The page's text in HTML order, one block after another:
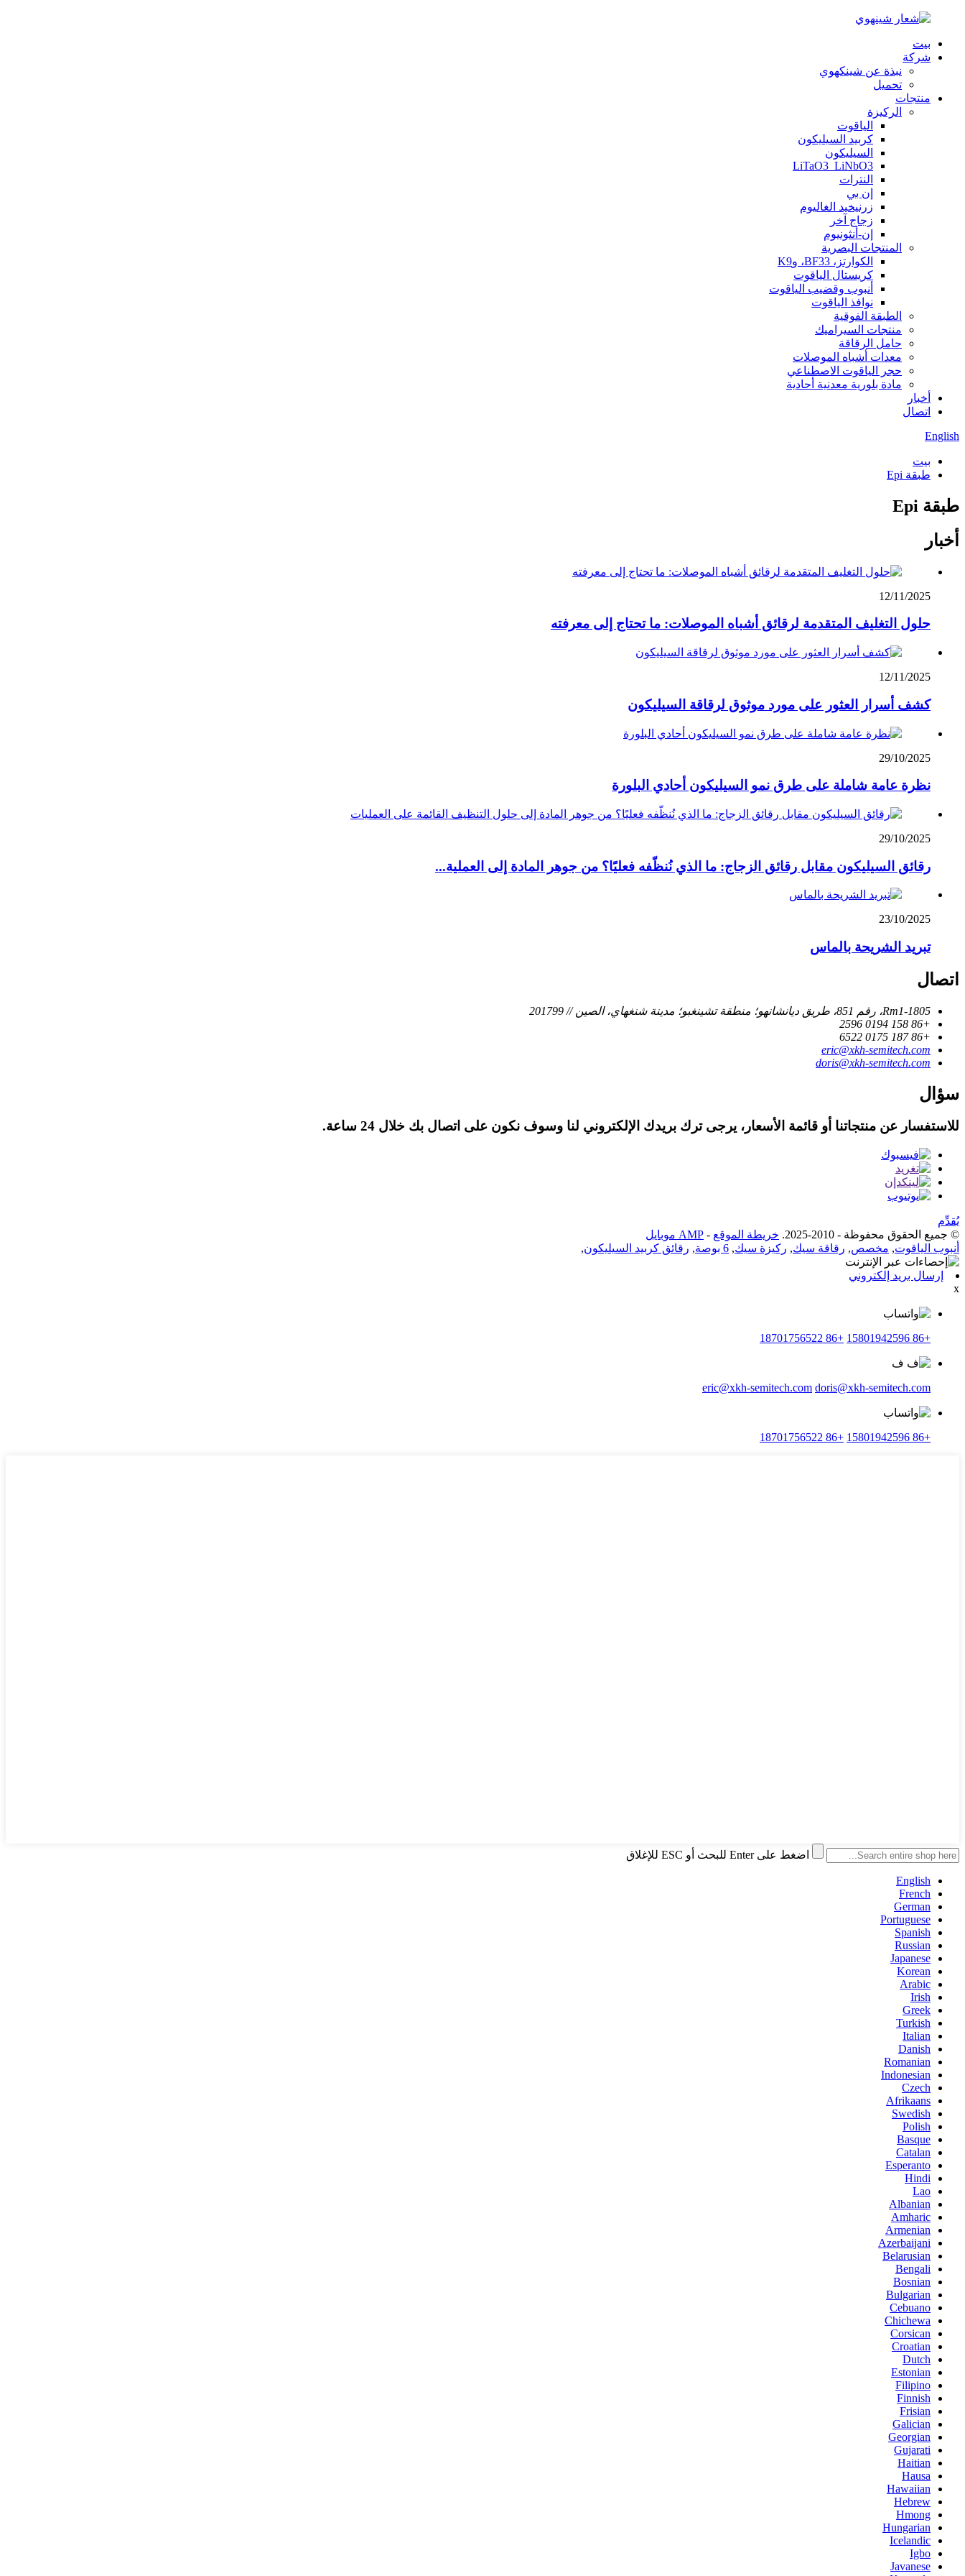
بيت
شركة
نبذة عن شينكهوي
تحميل
منتجات
الركيزة
الياقوت
كربيد السيليكون
السيليكون
LiTaO3_LiNbO3
النترات
إن بي
زرنيخيد الغاليوم
زجاج آخر
إن-أنثونيوم
المنتجات البصرية
الكوارتز، BF33، وK9
كريستال الياقوت
أنبوب وقضيب الياقوت
نوافذ الياقوت
الطبقة الفوقية
منتجات السيراميك
حامل الرقاقة
معدات أشباه الموصلات
حجر الياقوت الاصطناعي
مادة بلورية معدنية أحادية
أخبار
اتصال
English
بيت
طبقة Epi
طبقة Epi
أخبار
12/11/2025
حلول التغليف المتقدمة لرقائق أشباه الموصلات: ما تحتاج إلى معرفته
12/11/2025
كشف أسرار العثور على مورد موثوق لرقاقة السيليكون
29/10/2025
نظرة عامة شاملة على طرق نمو السيليكون أحادي البلورة
29/10/2025
رقائق السيليكون مقابل رقائق الزجاج: ما الذي نُنظّفه فعليًا؟ من جوهر المادة إلى العملية...
23/10/2025
تبريد الشريحة بالماس
اتصال
Rm1-1805، رقم 851، طريق ديانشانهو؛ منطقة تشينغبو؛ مدينة شنغهاي، الصين // 201799
+86 158 0194 2596
+86 187 0175 6522
eric@xkh-semitech.com
doris@xkh-semitech.com
سؤال
للاستفسار عن منتجاتنا أو قائمة الأسعار، يرجى ترك بريدك الإلكتروني لنا وسوف نكون على اتصال بك خلال 24 ساعة.
يُقدِّم
© جميع الحقوق محفوظة - 2010-2025.
خريطة الموقع - AMP موبايل
أنبوب الياقوت, مخصص, رقاقة سيك, ركيزة سيك, 6 بوصة , رقائق كربيد السيليكون,
إرسال بريد إلكتروني
x
+86 15801942596
+86 18701756522
eric@xkh-semitech.com doris@xkh-semitech.com
+86 15801942596
+86 18701756522
اضغط على Enter للبحث أو ESC للإغلاق
English
French
German
Portuguese
Spanish
Russian
Japanese
Korean
Arabic
Irish
Greek
Turkish
Italian
Danish
Romanian
Indonesian
Czech
Afrikaans
Swedish
Polish
Basque
Catalan
Esperanto
Hindi
Lao
Albanian
Amharic
Armenian
Azerbaijani
Belarusian
Bengali
Bosnian
Bulgarian
Cebuano
Chichewa
Corsican
Croatian
Dutch
Estonian
Filipino
Finnish
Frisian
Galician
Georgian
Gujarati
Haitian
Hausa
Hawaiian
Hebrew
Hmong
Hungarian
Icelandic
Igbo
Javanese